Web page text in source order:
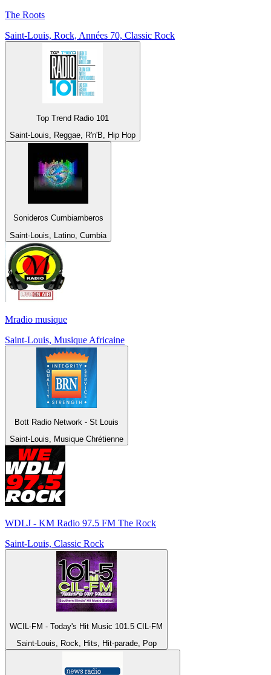
The Roots
Saint-Louis, Rock, Années 70, Classic Rock
Top Trend Radio 101
Saint-Louis, Reggae, R'n'B, Hip Hop
Sonideros Cumbiamberos
Saint-Louis, Latino, Cumbia
Mradio musique
Saint-Louis, Musique Africaine
Bott Radio Network - St Louis
Saint-Louis, Musique Chrétienne
WDLJ - KM Radio 97.5 FM The Rock
Saint-Louis, Classic Rock
WCIL-FM - Today's Hit Music 101.5 CIL-FM
Saint-Louis, Rock, Hits, Hit-parade, Pop